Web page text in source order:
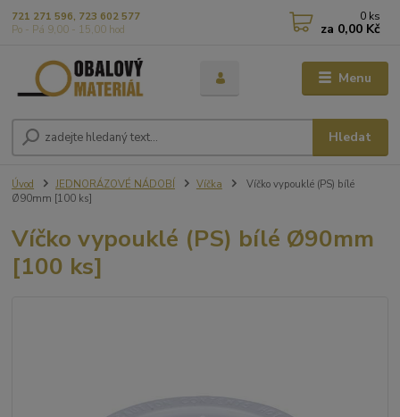
Menu
Hledat
721 271 596, 723 602 577
Po - Pá 9,00 - 15,00 hod
0 ks
za 0,00 Kč
Úvod JEDNORÁZOVÉ NÁDOBÍ Víčka
Víčko vypouklé (PS) bílé
Ø90mm [100 ks]
Víčko vypouklé (PS) bílé Ø90mm
[100 ks]